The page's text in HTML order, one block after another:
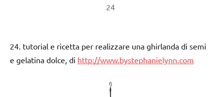
24
24. tutorial e ricetta per realizzare una ghirlanda di semi
e gelatina dolce, di http://www.bystephanielynn.com